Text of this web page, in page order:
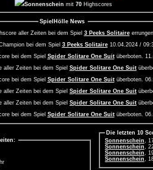
Sonnenschein mit 70Highscores
SpielHölle News
aller Zeiten bei dem Spiel 3 Peeks Solitaire
bei dem Spiel 3 Peeks Solitaire 10.04.2024 /
bei dem Spiel Spider Solitare One Suit
aller Zeiten bei dem Spiel Spider Solitare One Suit
bei dem Spiel Spider Solitare One Suit
aller Zeiten bei dem Spiel Spider Solitare One Suit
aller Zeiten bei dem Spiel Spider Solitare One Suit
bei dem Spiel Spider Solitare One Suit
bei dem SpielSpider Solitare One Suit
Zeiten bei dem Spiel Spider Solitare One Suit
Die letzten 10
Sonnenschein ,
Sonnenschein ,
Sonnenschein ,
Sonnenschein ,
Sonnenschein ,
Sonnenschein
,
vaGemini -
vaGemini -